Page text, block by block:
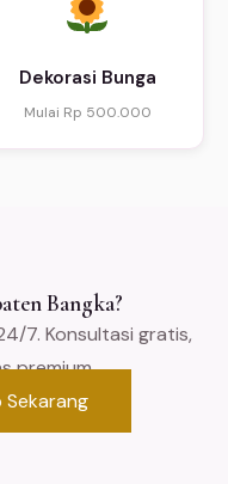
Dekorasi Bunga
Mulai Rp 500.000
Bangka?
7. Konsultasi gratis,
premium.